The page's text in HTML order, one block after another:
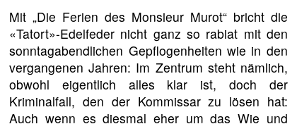
Mit „Die Ferien des Monsieur Murot“ bricht die
«Tatort»-Edelfeder nicht ganz so rabiat mit den
sonntagabendlichen Gepflogenheiten wie in den
vergangenen Jahren: Im Zentrum steht nämlich,
obwohl eigentlich alles klar ist, doch der
Kriminalfall, den der Kommissar zu lösen hat:
Auch wenn es diesmal eher um das Wie und